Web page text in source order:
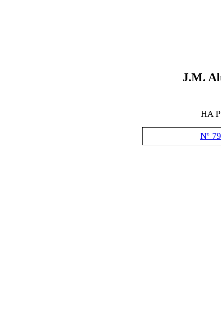
J.M.
HA
Nº